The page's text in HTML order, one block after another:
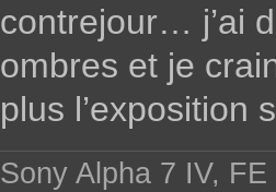
contrejour… j’ai
ombres et je
plus l’exposition
Sony Alpha 7 IV,